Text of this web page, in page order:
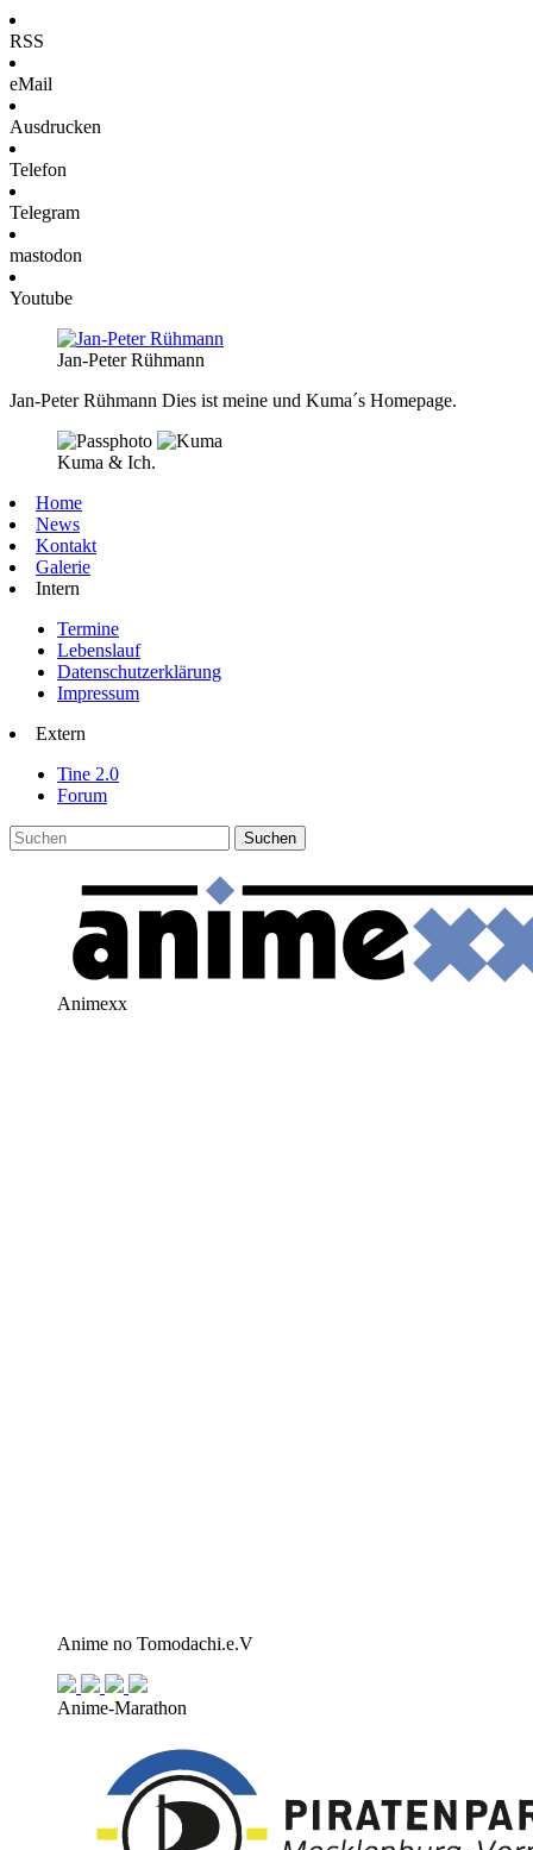
RSS
eMail
Ausdrucken
Telefon
Telegram
mastodon
Youtube
Jan-Peter Rühmann
Jan-Peter Rühmann Dies ist meine und Kuma´s Homepage.
Kuma & Ich.
Home
News
Kontakt
Galerie
Intern
Termine
Lebenslauf
Datenschutzerklärung
Impressum
Extern
Tine 2.0
Forum
Animexx
Anime no Tomodachi.e.V
Anime-Marathon